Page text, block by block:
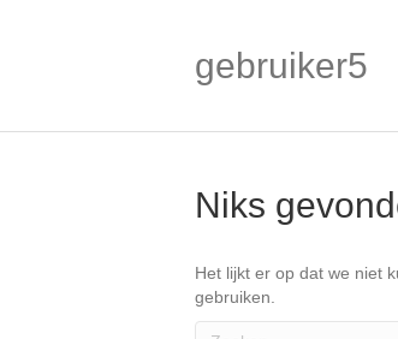
gebruiker5
Niks
Het lijkt er op dat we niet
gebruiken.